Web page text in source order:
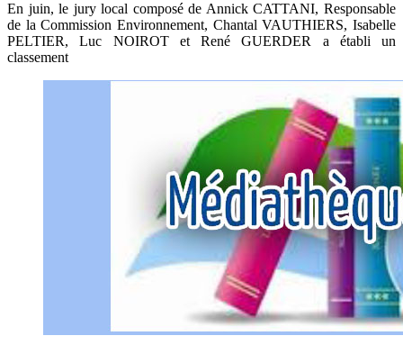
En juin, le jury local composé de Annick CATTANI, Responsable
de la Commission Environnement, Chantal VAUTHIERS, Isabelle
PELTIER, Luc NOIROT et René GUERDER a établi un
classement